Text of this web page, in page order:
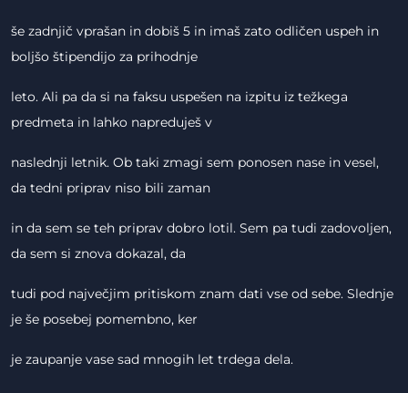
še zadnjič vprašan in dobiš 5 in imaš zato odličen uspeh in
boljšo štipendijo za prihodnje
leto. Ali pa da si na faksu uspešen na izpitu iz težkega
predmeta in lahko napreduješ v
naslednji letnik. Ob taki zmagi sem ponosen nase in vesel,
da tedni priprav niso bili zaman
in da sem se teh priprav dobro lotil. Sem pa tudi zadovoljen,
da sem si znova dokazal, da
tudi pod največjim pritiskom znam dati vse od sebe. Slednje
je še posebej pomembno, ker
je zaupanje vase sad mnogih let trdega dela.